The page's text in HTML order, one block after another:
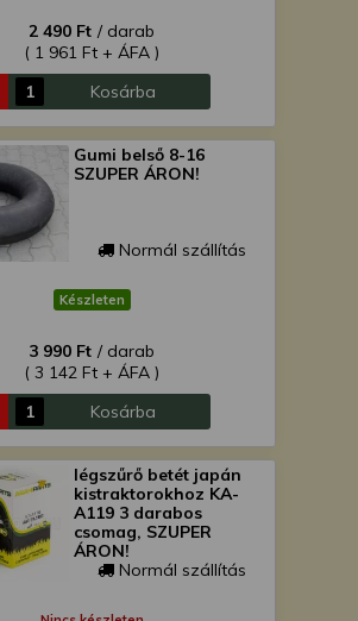
2 490 Ft / darab
( 1 961 Ft + ÁFA )
Kosárba
Gumi belső 8-16
SZUPER ÁRON!
Normál szállítás
Készleten
3 990 Ft / darab
( 3 142 Ft + ÁFA )
Kosárba
légszűrő betét japán
kistraktorokhoz KA-
A119 3 darabos
csomag, SZUPER
ÁRON!
Normál szállítás